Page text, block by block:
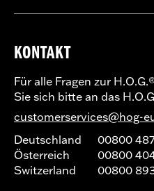
KONTAKT
Für alle Fragen zur
Sie sich bitte an das
customerservices@hog-
Deutschland
00800
Österreich
00800
Switzerland
00800